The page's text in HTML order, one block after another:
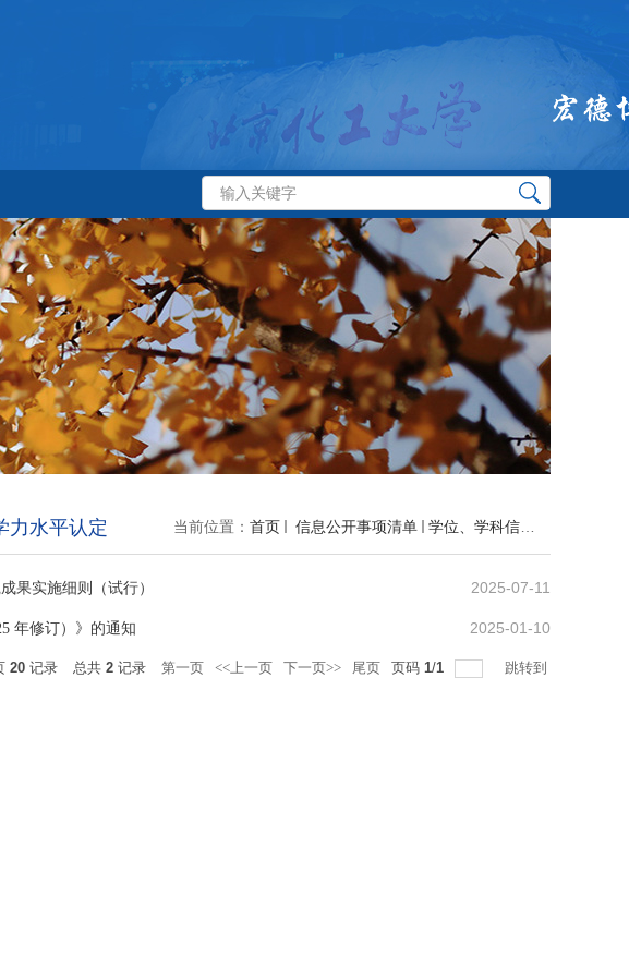
当前位置：首页 信息公开事项清单 学位、学科信息
力水平认定
果实施细则（试行） 2025-07-11
年修订）》的通知 2025-01-10
20 记录 总共 2 记录 第一页 <<上一页 下一页>> 尾页 页码 1/1 跳转到